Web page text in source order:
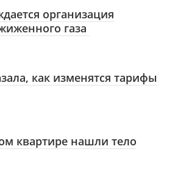
организация
газа
как изменятся тарифы
квартире нашли тело